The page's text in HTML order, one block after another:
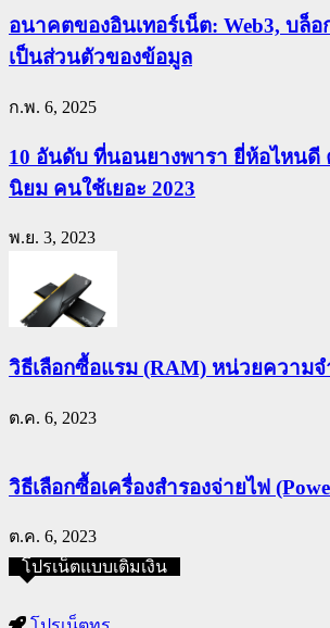
อนาคตของอินเทอร์เน็ต: Web3, บล็
เป็นส่วนตัวของข้อมูล
ก.พ. 6, 2025
10 อันดับ ที่นอนยางพารา ยี่ห้อไหน
นิยม คนใช้เยอะ 2023
พ.ย. 3, 2023
วิธีเลือกซื้อแรม (RAM) หน่วยความ
ต.ค. 6, 2023
วิธีเลือกซื้อเครื่องสำรองจ่ายไฟ
ต.ค. 6, 2023
โปรเน็ตแบบเติมเงิน